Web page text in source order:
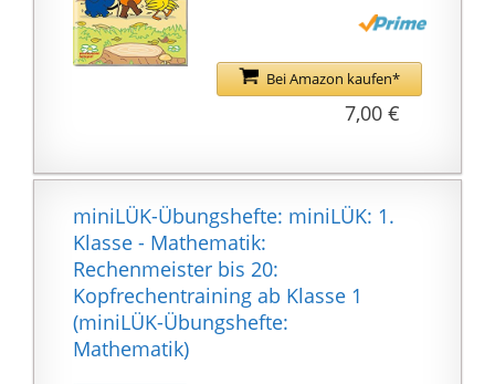
Heftklammern No. 10
ist im Lieferumfang
enthalten. Im hinteren
ein Klammern-
Entferner integriert.
Bei Amazon kaufen*
7,00 €
miniLÜK-Übungshefte: miniLÜK: 1.
Klasse - Mathematik:
Rechenmeister bis 20:
Kopfrechentraining ab Klasse 1
(miniLÜK-Übungshefte:
Mathematik)